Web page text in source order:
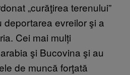
„curăţirea terenului”
evreilor şi a
Cei mai mulți
şi Bucovina şi au
de muncă forţată